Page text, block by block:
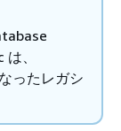
、
ったレガシ